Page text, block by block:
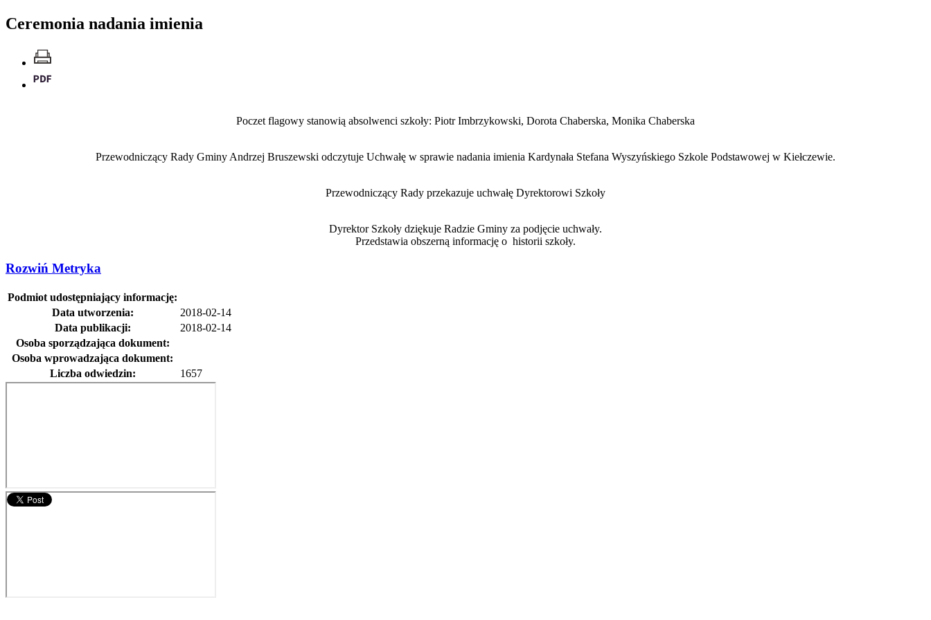
Ceremonia nadania imienia
Poczet flagowy stanowią absolwenci szkoły: Piotr Imbrzykowski, Dorota Chaberska, Monika Chaberska
Przewodniczący Rady Gminy Andrzej Bruszewski odczytuje Uchwałę w sprawie nadania imienia Kardynała Stefana Wyszyńskiego Szkole Podstawowej w Kiełczewie.
Przewodniczący Rady przekazuje uchwałę Dyrektorowi Szkoły
Dyrektor Szkoły dziękuje Radzie Gminy za podjęcie uchwały.
Przedstawia obszerną informację o historii szkoły.
Rozwiń Metryka
Podmiot udostępniający informację:
Data utworzenia:
2018-02-14
Data publikacji:
2018-02-14
Osoba sporządzająca dokument:
Osoba wprowadzająca dokument:
Liczba odwiedzin:
1657